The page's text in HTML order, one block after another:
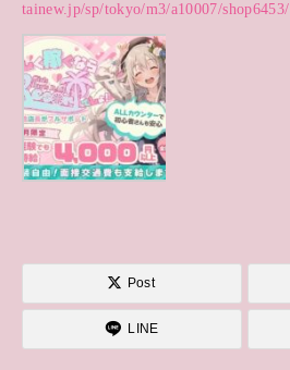
tainew.jp/sp/tokyo/m3/a10007/shop6453/
Post
LINE